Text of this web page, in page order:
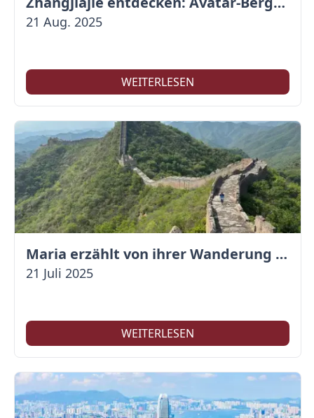
21 Aug. 2025
WEITERLESEN
Maria erzählt von ihrer Wanderung auf der Großen Mauer
21 Juli 2025
WEITERLESEN